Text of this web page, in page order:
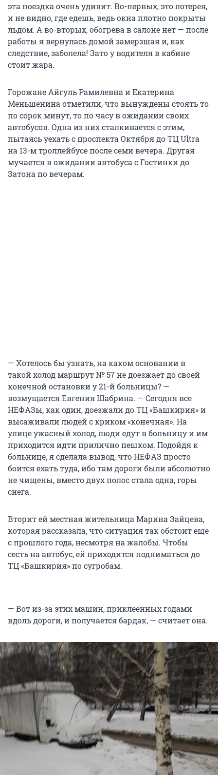
эта поездка очень удивит. Во-первых, это лотерея,
и не видно, где едешь, ведь окна плотно покрыты
льдом. А во-вторых, обогрева в салоне нет — после
работы я вернулась домой замерзшая и, как
следствие, заболела! Зато у водителя в кабине
стоит жара.
Горожане Айгуль Рамилевна и Екатерина
Меньшенина отметили, что вынуждены стоять то
по сорок минут, то по часу в ожидании своих
автобусов. Одна из них сталкивается с этим,
пытаясь уехать с проспекта Октября до ТЦ Ultra
на 13-м троллейбусе после семи вечера. Другая
мучается в ожидании автобуса с Гостинки до
Затона по вечерам.
— Хотелось бы узнать, на каком основании в
такой холод маршрут № 57 не доезжает до своей
конечной остановки у 21-й больницы? —
возмущается Евгения Шабрина. — Сегодня все
НЕФАЗы, как один, доезжали до ТЦ «Башкирия» и
высаживали людей с криком «конечная». На
улице ужасный холод, люди едут в больницу и им
приходится идти прилично пешком. Подойдя к
больнице, я сделала вывод, что НЕФАЗ просто
боится ехать туда, ибо там дороги были абсолютно
не чищены, вместо двух полос стала одна, горы
снега.
Вторит ей местная жительница Марина Зайцева,
которая рассказала, что ситуация так обстоит еще
с прошлого года, несмотря на жалобы. Чтобы
сесть на автобус, ей приходится подниматься до
ТЦ «Башкирия» по сугробам.
— Вот из-за этих машин, приклеенных годами
вдоль дороги, и получается бардак, — считает она.